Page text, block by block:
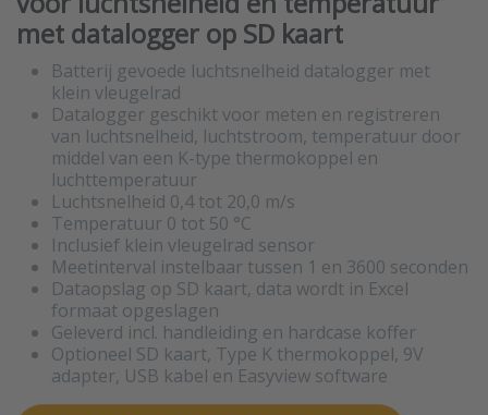
met datalogger op SD kaart
Batterij gevoede luchtsnelheid datalogger met
klein vleugelrad
Datalogger geschikt voor meten en registreren
van luchtsnelheid, luchtstroom, temperatuur door
middel van een K-type thermokoppel en
luchttemperatuur
Luchtsnelheid 0,4 tot 20,0 m/s
Temperatuur 0 tot 50 °C
Inclusief klein vleugelrad sensor
Meetinterval instelbaar tussen 1 en 3600 seconden
Dataopslag op SD kaart, data wordt in Excel
formaat opgeslagen
Geleverd incl. handleiding en hardcase koffer
Optioneel SD kaart, Type K thermokoppel, 9V
adapter, USB kabel en Easyview software